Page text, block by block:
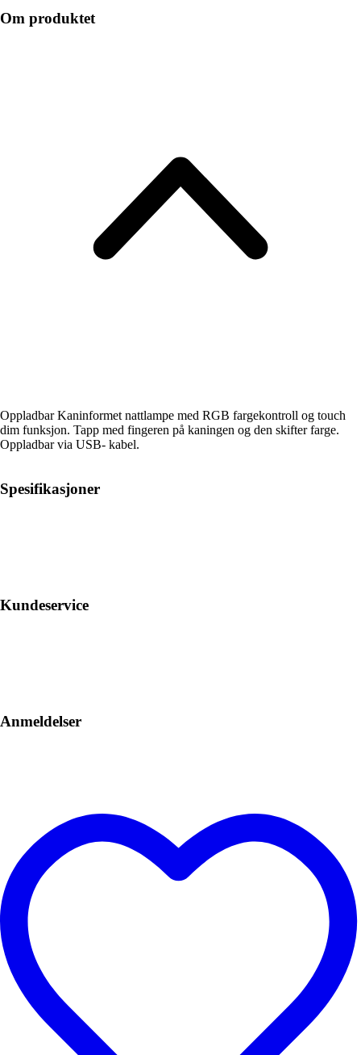
Om produktet
Oppladbar Kaninformet nattlampe med RGB fargekontroll og touch
dim funksjon. Tapp med fingeren på kaningen og den skifter farge.
Oppladbar via USB- kabel.
Spesifikasjoner
Kundeservice
Anmeldelser